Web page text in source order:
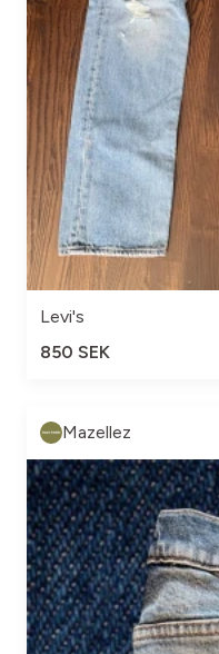
Levi's
850 SEK
Mazellez